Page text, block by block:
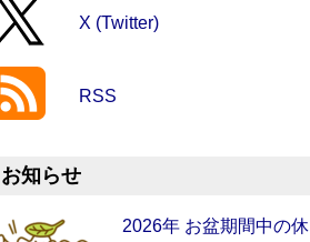
X (Twitter)
RSS
お知らせ
2026年 お盆期間中の休